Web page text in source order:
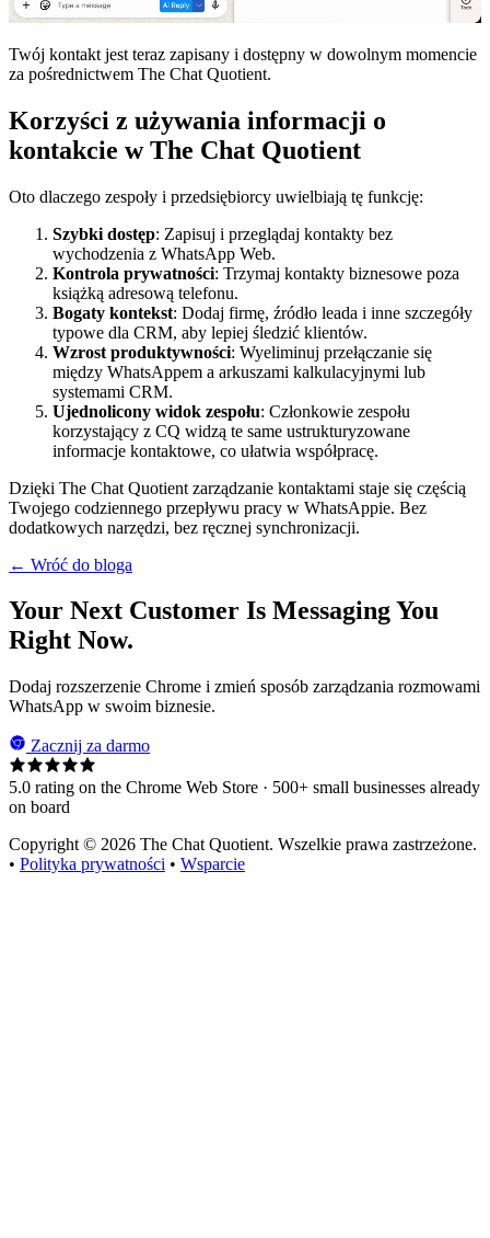
Twój kontakt jest teraz zapisany i dostępny w dowolnym momencie
za pośrednictwem The Chat Quotient.
Korzyści z używania informacji o
kontakcie w The Chat Quotient
Oto dlaczego zespoły i przedsiębiorcy uwielbiają tę funkcję:
Szybki dostęp: Zapisuj i przeglądaj kontakty bez
wychodzenia z WhatsApp Web.
Kontrola prywatności: Trzymaj kontakty biznesowe poza
książką adresową telefonu.
Bogaty kontekst: Dodaj firmę, źródło leada i inne szczegóły
typowe dla CRM, aby lepiej śledzić klientów.
Wzrost produktywności: Wyeliminuj przełączanie się
między WhatsAppem a arkuszami kalkulacyjnymi lub
systemami CRM.
Ujednolicony widok zespołu: Członkowie zespołu
korzystający z CQ widzą te same ustrukturyzowane
informacje kontaktowe, co ułatwia współpracę.
Dzięki The Chat Quotient zarządzanie kontaktami staje się częścią
Twojego codziennego przepływu pracy w WhatsAppie. Bez
dodatkowych narzędzi, bez ręcznej synchronizacji.
← Wróć do bloga
Your Next Customer Is Messaging You
Right Now.
Dodaj rozszerzenie Chrome i zmień sposób zarządzania rozmowami
WhatsApp w swoim biznesie.
Zacznij za darmo
5.0 rating on the Chrome Web Store · 500+ small businesses already
on board
Copyright © 2026 The Chat Quotient. Wszelkie prawa zastrzeżone.
• Polityka prywatności • Wsparcie